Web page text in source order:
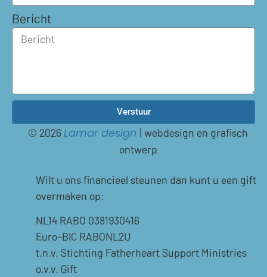
Wilt u ons financieel steunen dan kunt u een gift
overmaken op:
NL14 RABO 0381930416
Euro-BIC RABONL2U
t.n.v. Stichting Fatherheart Support Ministries
o.v.v. Gift
Bericht
Verstuur
© 2026 Lamar design | webdesign en grafisch
ontwerp